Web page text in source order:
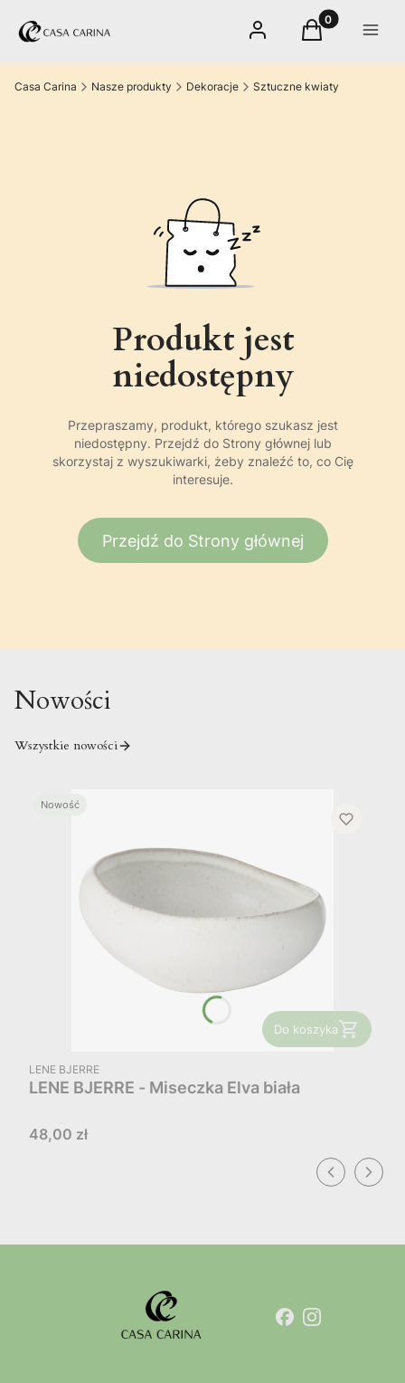
Zaloguj sięProdukty w
Koszyk Menu
Casa Carina Nasze produkty Dekoracje Sztuczne kwiaty
Produkt jest
niedostępny
Przepraszamy, produkt, którego szukasz jest
niedostępny. Przejdź do Strony głównej lub
skorzystaj z wyszukiwarki, żeby znaleźć to, co Cię
interesuje.
Przejdź do Strony głównej
Nowości
Wszystkie nowości
Nowość
Do koszyka
PRODUCENT
LENE BJERRE
LENE BJERRE - Miseczka Elva biała
Cena
48,00 zł